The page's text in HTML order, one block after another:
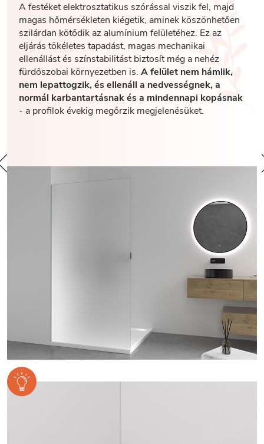
A festéket elektrosztatikus szórással viszik fel, majd
magas hőmérsékleten kiégetik, aminek köszönhetően
szilárdan kötődik az alumínium felületéhez. Ez az
eljárás tökéletes tapadást, magas mechanikai
ellenállást és színstabilitást biztosít még a nehéz
fürdőszobai környezetben is. A felület nem hámlik,
nem lepattogzik, és ellenáll a nedvességnek, a
normál karbantartásnak és a mindennapi kopásnak
- a profilok évekig megőrzik megjelenésüket.